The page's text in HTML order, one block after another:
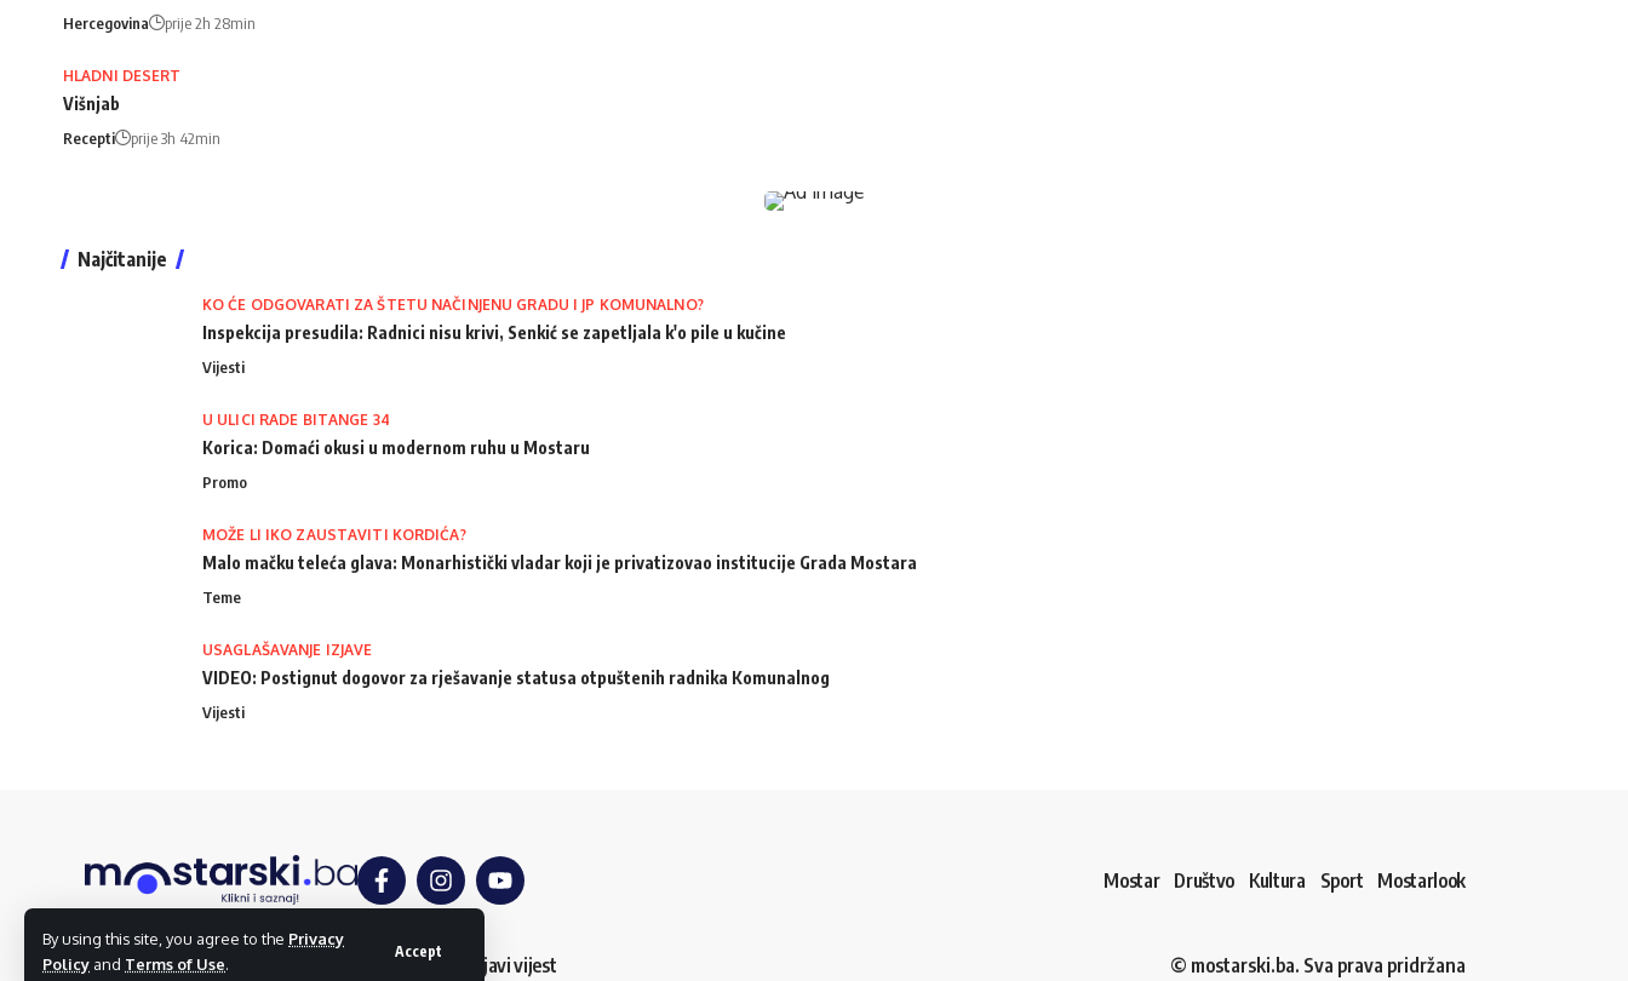
By using this site, you agree to the Privacy
Policy and Terms of Use.
Accept
Hercegovina prije 2h 28min
HLADNI DESERT
Višnjab
Recepti prije 3h 42min
Najčitanije
KO ĆE ODGOVARATI ZA ŠTETU NAČINJENU GRADU I JP KOMUNALNO?
Inspekcija presudila: Radnici nisu krivi, Senkić se zapetljala k'o pile u kučine
Vijesti
U ULICI RADE BITANGE 34
Korica: Domaći okusi u modernom ruhu u Mostaru
Promo
MOŽE LI IKO ZAUSTAVITI KORDIĆA?
Malo mačku teleća glava: Monarhistički vladar koji je privatizovao institucije Grada Mostara
Teme
USAGLAŠAVANJE IZJAVE
VIDEO: Postignut dogovor za rješavanje statusa otpuštenih radnika Komunalnog
Vijesti
Mostar Društvo Kultura Sport Mostarlook
O nama Impressum Kontakt Dojavi vijest © mostarski.ba. Sva prava pridržana